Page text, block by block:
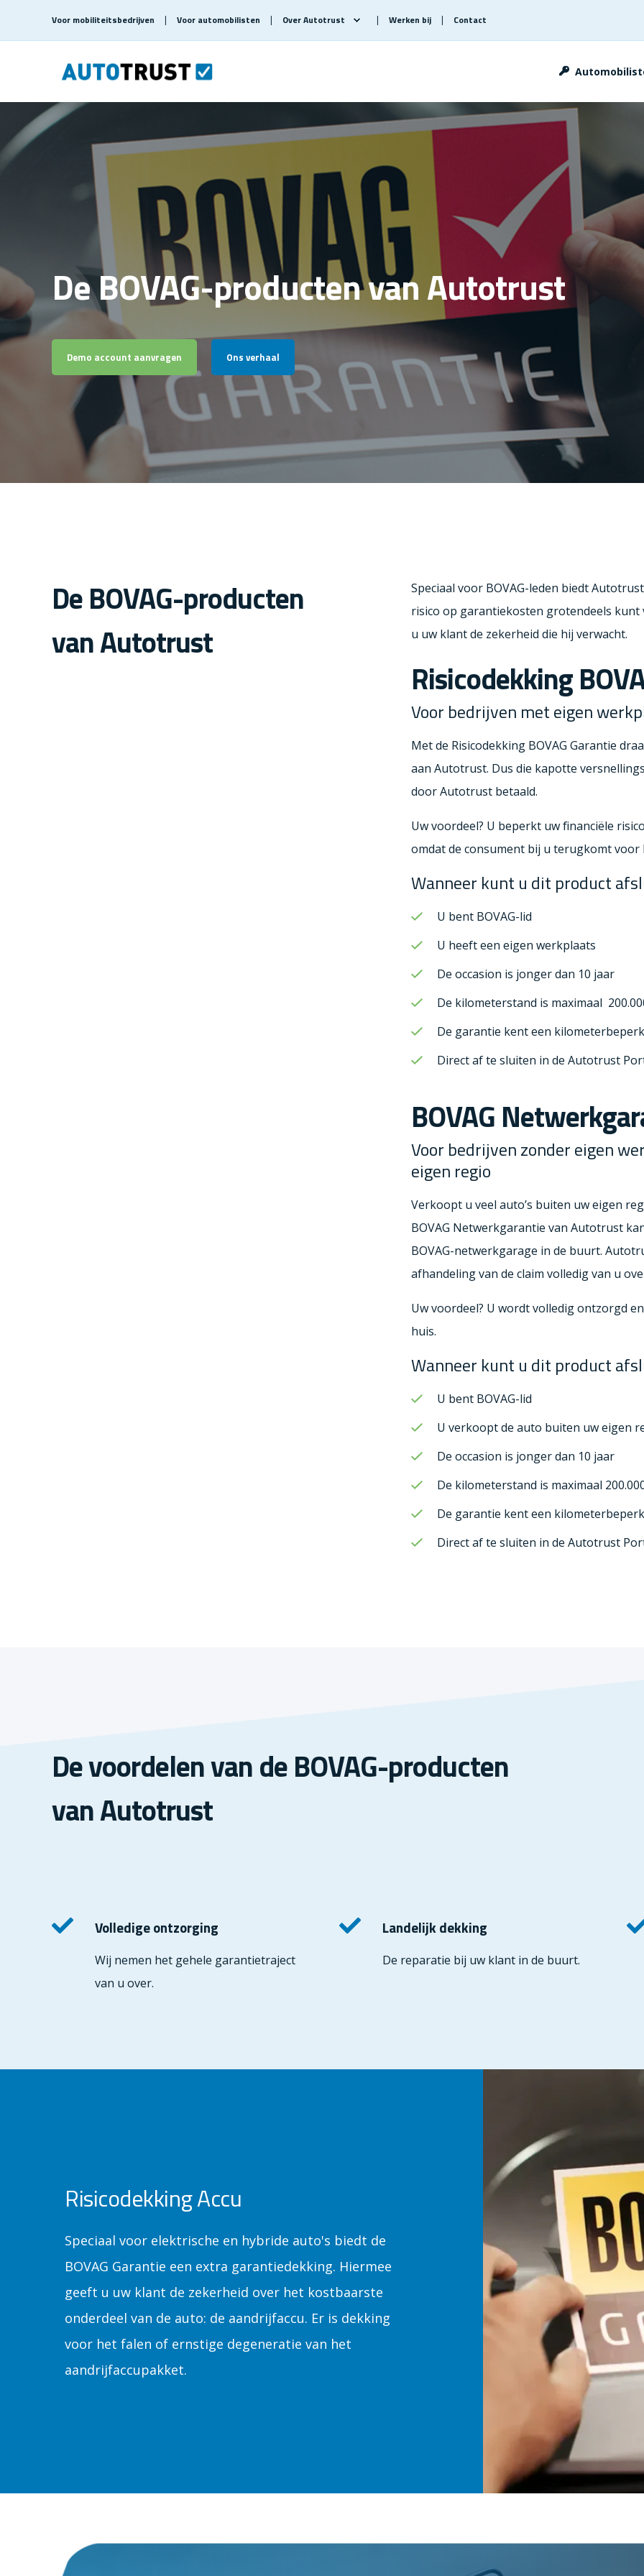
Voor mobiliteitsbedrijven Voor automobilisten Over Autotrust Werken bij Contact
De BOVAG-producten van Autotrust
Demo account aanvragen Ons verhaal
De BOVAG-producten
van Autotrust
Speciaal voor BOVAG-leden biedt
risico op garantiekosten grotendeels
u uw klant de zekerheid die hij verwacht.
Risicodekking
Voor bedrijven met eigen
Met de Risicodekking BOVAG Garantie
aan Autotrust. Dus die kapotte
door Autotrust betaald.
Uw voordeel? U beperkt uw financiële
omdat de consument bij u terugkomt voor
Wanneer kunt u dit product
U bent BOVAG-lid
U heeft een eigen werkplaats
De occasion is jonger dan 10 jaar
De kilometerstand is maximaal
De garantie kent een
Direct af te sluiten in de Autotrust
BOVAG
Voor bedrijven zonder eigen
eigen regio
Verkoopt u veel auto’s buiten uw eigen
BOVAG Netwerkgarantie van Autotrust
BOVAG-netwerkgarage in de buurt.
afhandeling van de claim volledig van u
Uw voordeel? U wordt volledig ontzorgd
huis.
Wanneer kunt u dit product
U bent BOVAG-lid
U verkoopt de auto buiten uw eigen
De occasion is jonger dan 10 jaar
De kilometerstand is maximaal
De garantie kent een
Direct af te sluiten in de Autotrust
De voordelen van de BOVAG-producten
van Autotrust
Volledige ontzorging
Wij nemen het gehele garantietraject
van u over.
Landelijk dekking
De reparatie bij uw klant in de buurt.
Risicodekking Accu
Speciaal voor elektrische en hybride auto's biedt de
BOVAG Garantie een extra garantiedekking. Hiermee
geeft u uw klant de zekerheid over het kostbaarste
onderdeel van de auto: de aandrijfaccu. Er is dekking
voor het falen of ernstige degeneratie van het
aandrijfaccupakket.